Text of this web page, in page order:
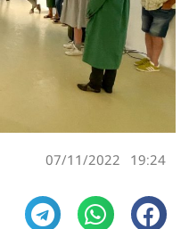
19:24
07/11/2022